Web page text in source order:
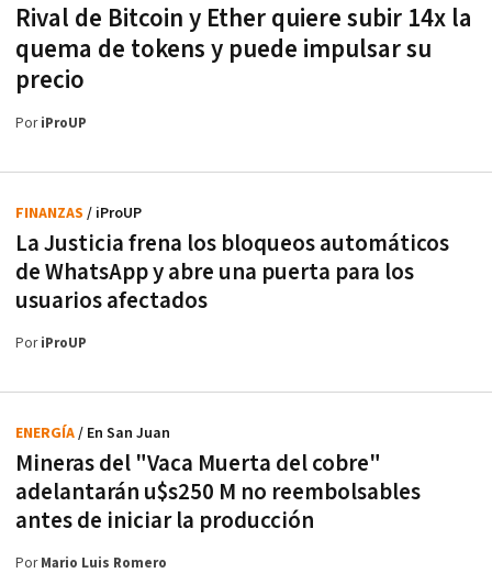
Rival de Bitcoin y Ether quiere subir 14x la
quema de tokens y puede impulsar su
precio
PoriProUP
La Justicia frena los bloqueos automáticos
de WhatsApp y abre una puerta para los
usuarios afectados
FINANZAS / iProUP
PoriProUP
Mineras del "Vaca Muerta del cobre"
adelantarán u$s250 M no reembolsables
antes de iniciar la producción
ENERGÍA/ En San Juan
PorMario Luis Romero